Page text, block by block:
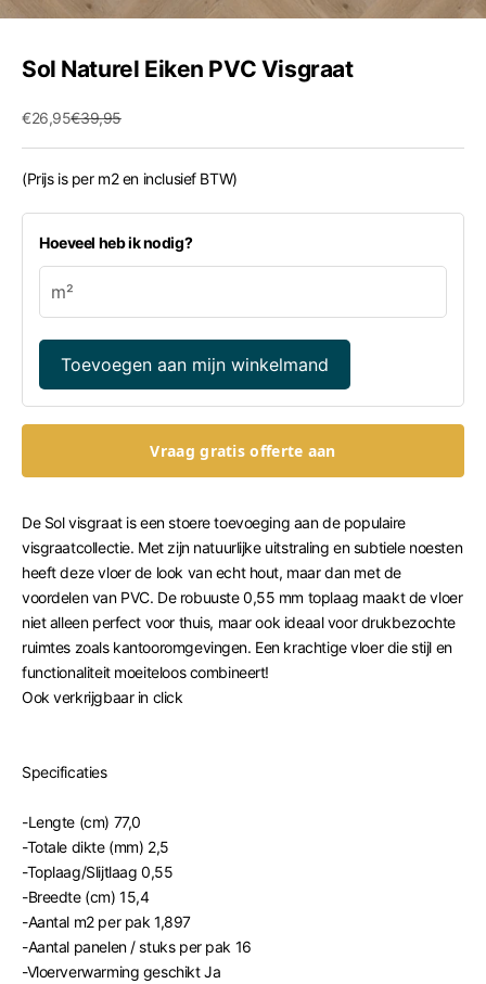
Sol Naturel Eiken PVC Visgraat
Aanbiedingsprijs
€26,95Normale prijs
€39,95
(Prijs is per m2 en inclusief BTW)
Hoeveel heb ik nodig?
Toevoegen aan mijn winkelmand
Vraag gratis offerte aan
De Sol visgraat is een stoere toevoeging aan de populaire
visgraatcollectie. Met zijn natuurlijke uitstraling en subtiele noesten
heeft deze vloer de look van echt hout, maar dan met de
voordelen van PVC. De robuuste 0,55 mm toplaag maakt de vloer
niet alleen perfect voor thuis, maar ook ideaal voor drukbezochte
ruimtes zoals kantooromgevingen. Een krachtige vloer die stijl en
functionaliteit moeiteloos combineert!
Ook verkrijgbaar in click
Specificaties
-Lengte (cm) 77,0
-Totale dikte (mm) 2,5
-Toplaag/Slijtlaag 0,55
-Breedte (cm) 15,4
-Aantal m2 per pak 1,897
-Aantal panelen / stuks per pak 16
-Vloerverwarming geschikt Ja